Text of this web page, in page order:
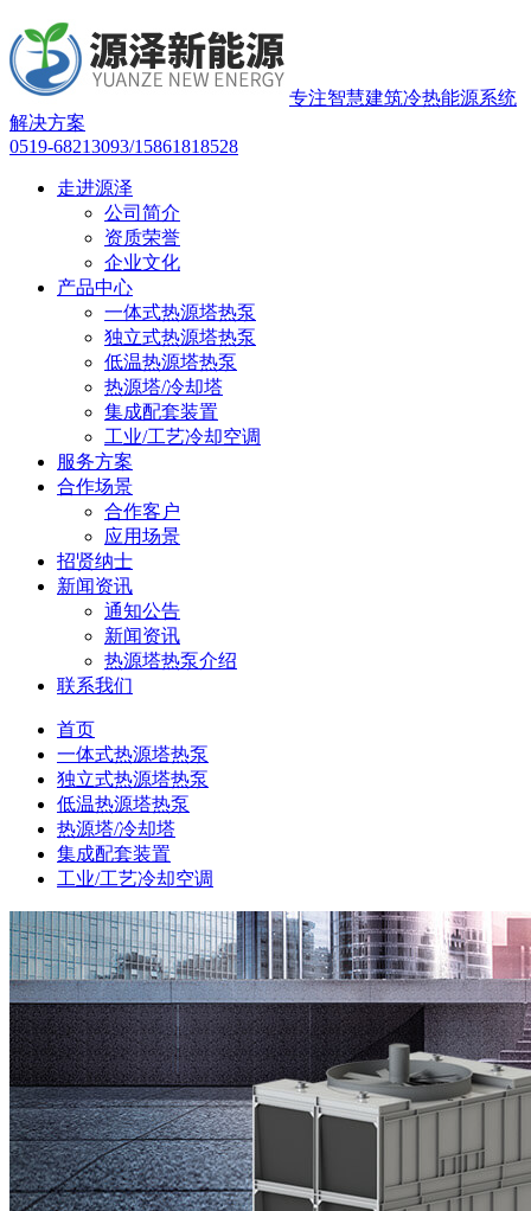
专注智慧建筑冷热能源系统
解决方案
0519-68213093/15861818528
走进源泽
公司简介
资质荣誉
企业文化
产品中心
一体式热源塔热泵
独立式热源塔热泵
低温热源塔热泵
热源塔/冷却塔
集成配套装置
工业/工艺冷却空调
服务方案
合作场景
合作客户
应用场景
招贤纳士
新闻资讯
通知公告
新闻资讯
热源塔热泵介绍
联系我们
首页
一体式热源塔热泵
独立式热源塔热泵
低温热源塔热泵
热源塔/冷却塔
集成配套装置
工业/工艺冷却空调